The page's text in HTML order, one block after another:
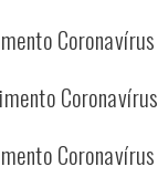
Coronavírus
Coronavírus
Coronavírus